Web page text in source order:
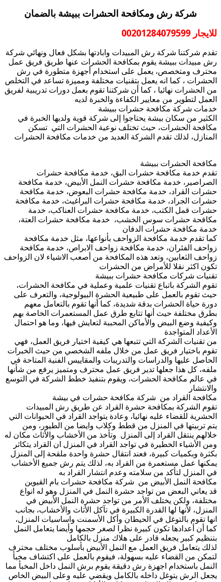
شركة رش ومكافحة الحشرات ببيشة بالضمان
للايجار 00201284079599
تقدم شركتنا شركة رش المبيدات وابادتها بشكل فعال ونهائي شركة
رش مبيدات ببيشة يقوم بمكافحة الحشرات عنها طريق فريق عمل
محترف ومتخصص، يعمل على استخدام أجهزة متطورة في رش
الحشرات ، كما انه يعمل بتقنيات مختلفة ومميزة تساعد في التخلص
من الحشرات نهائيا ، كما أن شركتنا تقوم بعمل دورات تدريبية لفريق
العمل لتطوير من معايير الكفاءة والخبرة لديه
خدمات شركة مكافحة حشرات ببيشة
الكثير من سكان بيشة يحتاجوا إلى شركة قوية ولديها الخبرة في
مكافحة الحشرات، حيث تختلف نوعية الحشرات التي تسكن
المنازل، لذلك تقدم الشركة العديد من خدمات مكافحة الحشرات
مكافحة الحشرات ببيشة
تقدم خدمة مكافحة حشرات البق، خدمة مكافحة حشرات
الصراصير، خدمة مكافحة حشرات النمل الأبيض، خدمة مكافحة
حشرات القراد، خدمة مكافحة حشرات البعوض، خدمة مكافحة
حشرات الجراد، خدمة مكافحة حشرات البراغيث، خدمة مكافحة
حشرات قمل الكتب، خدمة مكافحة حشرات العناكب، خدمة
مكافحة حشرات سوس الخشب، خدمة مكافحة حشرات العتة،
خدمة مكافحة حشرات الدفان
كما تقدم خدمة مكافحة الزواحف بأنواعها، مثل خدمة مكافحة
زواحف الفئران، خدمة مكافحة زواحف الابراص، خدمة مكافحة
زواحف الثعابين، وتعد هذه المكافحة من أصعب الاشياء لان الزواحف
تكون اكثر نقلا للأمراض من الحشرات
تقنيات شركات مكافحة حشرات ببيشة
تقوم الشركة باتباع تقنيات علمية وعملية في مكافحة الحشرات،
حيث تقوم بالعمل على طبيعية الحشرة البيولوجية، والتعرف على
دورة حياة الحشرات بدقة شديدة، كما أنها تقوم بالتعامل معهم
بطرق مختلفة حيث أنها تتابع طرق عمل المستعمرات الخاصة بهم
وكيفية وضع البيض والأماكن المحببة لتعايش فيها، وما هو احتمال
الأعداد المتواجدة
من تقنيات الشركة التي تتبعها هي كيفية اختيار فريق العمل، فهي
تقوم باختيار فريق عمل من خلال ملفه الشخصي من حيث الخبرات
الحاصل عليها والدراسات والتدريبات والمقاييس الفنية المتاحة في
ملفه، كل هذا جعلها تدير فريق عمل محترف ومتميز يرفع من شأنها
في عالم مكافحة الحشرات، ويقوم بتنفيذ خطط الشركة في التوسع
والانتشار
مكافحة القراد من شركة مكافحة حشرات في بيشة
تقوم الشركة بمكافحة حشرة القراد عن طريق رش المبيدات
الحشرية للقضاء عليه نهائيا، وعادة يتواجد القراد في الحيوانات التي
يتم تربيتها في المنزل من قطط وكلاب وايضا من الطيور، ومن
خلالهم ينتقل القراد إلى المنزل وتأخذ من الأخشاب والأثاث مكان له
ومن الأشياء الخطيرة في تواجد القراد في المنزل ان القراد يتكاثر
بكثرة وبكميات كبيرة، فعند انتقال حشرة واحدة ملقحة إلى المنزل
يمكنها عمل مستعمرة من القراد به، لذلك يتم رش جميع الأخشاب
في المنزل لتأكد من سلامته وعدم انتشار القراد به
مكافحة النمل الأبيض من شركة مكافحة حشرات بام القيوين
قد يعاني البعض من تواجد حشرة النمل في المنزل وهو له انواع
مختلفة، ولكن يختلف الأمر من تواجد حشرة النمل الأبيض في
المنزل، لأنها لها القدرة الكبيرة في تآكل الأثاث والأخشاب، بجانب
انها تقوم بالتوغل في الحيطان وأكل الأسمنت واساسيات المنزل،
كما أن أعدادها تكون كبيرة نظرا لصغر حجمها وأيضا يتعامل النمل
بتنظيم كبير يجعله قادر على هلاك منزل بالكامل
لذلك يتعامل فريق العمل مع النمل الأبيض بأسلوب مختلف محترف
لتمكن من القضاء عليه بسهولة، فيقوم بالعمل على اكتشاف مخبأ
النمل باستخدام اجهزة رش دقيقة يقوم برش النمل داخل المخبأ مما
يجعل الرش يتوغل داخله بالكامل ويقضي عليه وعلى البيض الخاص